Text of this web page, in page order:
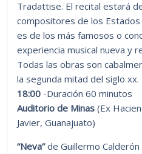
Tradattise. El recital estará
compositores de los
es de los más famosos o
experiencia musical nueva y
Todas las obras son
la segunda mitad del siglo xx.
18:00 -Duración 60 minutos
Auditorio de Minas (Ex
Javier, Guanajuato)
“Neva”de Guillermo